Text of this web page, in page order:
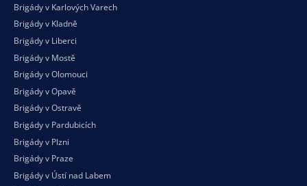
Brigády v Karlových Varech
Brigády v Kladně
Brigády v Liberci
Brigády v Mostě
Brigády v Olomouci
Brigády v Opavě
Brigády v Ostravě
Brigády v Pardubicích
Brigády v Plzni
Brigády v Praze
Brigády v Ústí nad Labem